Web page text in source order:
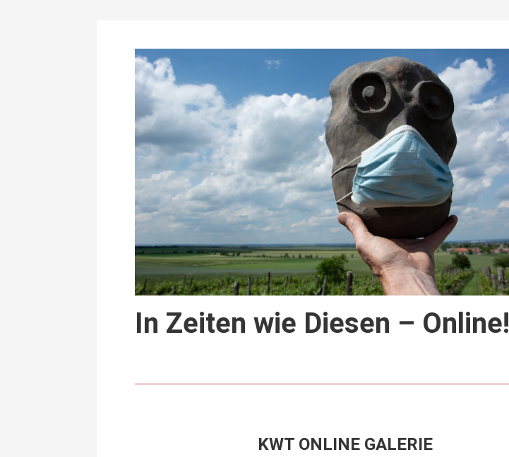
In Zeiten wie Diesen – Online!
KWT ONLINE GALERIE